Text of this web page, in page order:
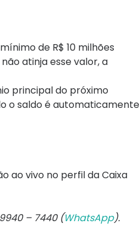
de R$ 10 milhões
atinja esse valor, a
principal do próximo
o saldo é automaticamente
ao vivo no perfil da Caixa
– 7440 (WhatsApp).